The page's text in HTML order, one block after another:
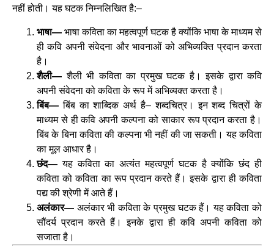
नहीं होती। यह घटक निम्नलिखित है:–
भाषा— भाषा कविता का महत्वपूर्ण घटक है क्योंकि भाषा के माध्यम से
ही कवि अपनी संवेदना और भावनाओं को अभिव्यक्ति प्रदान करता
है।
शैली—शैली भी कविता का प्रमुख घटक है। इसके द्वारा कवि
अपनी संवेदना को कविता के रूप में अभिव्यक्त करता है।
बिंब—बिंब का शाब्दिक अर्थ है– शब्दचित्र। इन शब्द चित्रों के
माध्यम से ही कवि अपनी कल्पना को साकार रूप प्रदान करता है।
बिंब के बिना कविता की कल्पना भी नहीं की जा सकती। यह कविता
का मूल आधार है।
छंद—यह कविता का अत्यंत महत्वपूर्ण घटक है क्योंकि छंद ही
कविता को कविता का रूप प्रदान करते हैं। इसके द्वारा ही कविता
पद्य की श्रेणी में आते हैं।
अलंकार— अलंकार भी कविता के प्रमुख घटक हैं। यह कविता को
सौंदर्य प्रदान करते हैं। इनके द्वारा ही कवि अपनी कविता को
सजाता है।